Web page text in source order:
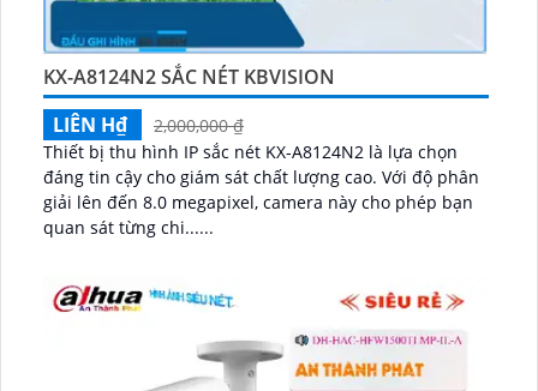
KX-A8124N2 SẮC NÉT KBVISION
LIÊN H₫
2,000,000 ₫
Thiết bị thu hình IP sắc nét KX-A8124N2 là lựa chọn
đáng tin cậy cho giám sát chất lượng cao. Với độ phân
giải lên đến 8.0 megapixel, camera này cho phép bạn
quan sát từng chi......